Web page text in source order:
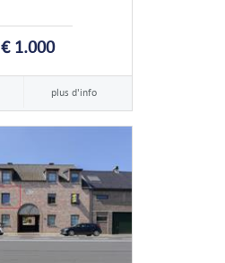
€ 1.000
plus d'info